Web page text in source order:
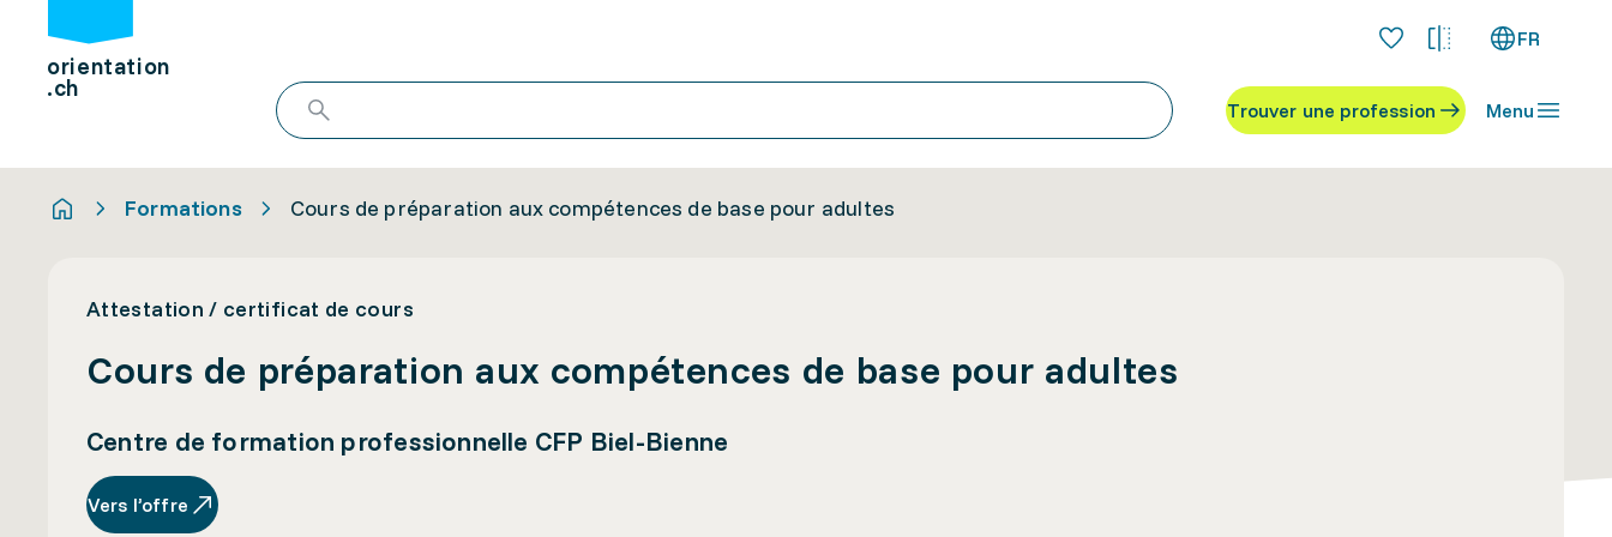
orientation
.ch
FR
Trouver une profession Menu
Formations Cours de préparation aux compétences de base pour adultes
Attestation / certificat de cours
Cours de préparation aux compétences de base pour adultes
Centre de formation professionnelle CFP Biel-Bienne
Vers l’offre